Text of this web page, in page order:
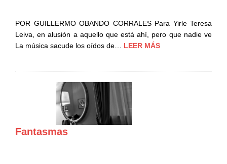
POR GUILLERMO OBANDO CORRALES Para Yirle Teresa
Leiva, en alusión a aquello que está ahí, pero que nadie ve
La música sacude los oídos de… LEER MÁS
Fantasmas